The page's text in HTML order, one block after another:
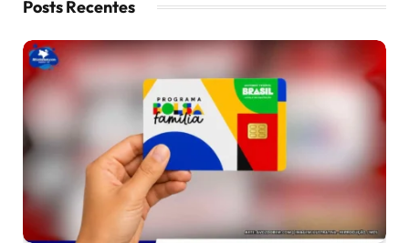
Posts Recentes